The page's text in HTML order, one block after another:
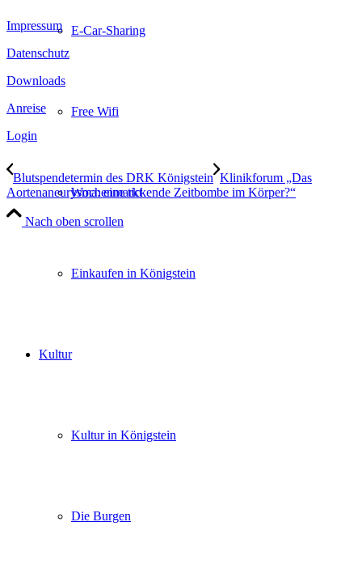
E-Car-Sharing
Free Wifi
Wochenmarkt
Einkaufen in Königstein
Kultur
Kultur in Königstein
Die Burgen
Impressum
Datenschutz
Downloads
Anreise
Login
Blutspendetermin des DRK Königstein Klinikforum „Das
Aortenaneurysma: eine tickende Zeitbombe im Körper?“
Nach oben scrollen